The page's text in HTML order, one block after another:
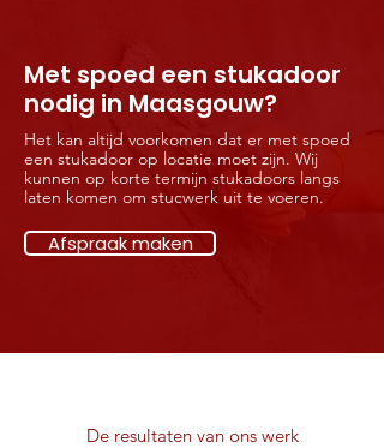
Met spoed een stukadoor
nodig in Maasgouw?
Het kan altijd voorkomen dat er met spoed
een stukadoor op locatie moet zijn. Wij
kunnen op korte termijn stukadoors langs
laten komen om stucwerk uit te voeren.
Afspraak maken
De resultaten van ons werk